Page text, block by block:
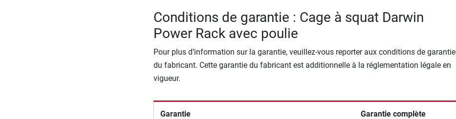
Conditions de garantie : Cage à squat Darwin
Power Rack avec poulie
Pour plus d’information sur la garantie, veuillez-vous reporter aux conditions de garantie
du fabricant. Cette garantie du fabricant est additionnelle à la réglementation légale en
vigueur.
Garantie Garantie complète